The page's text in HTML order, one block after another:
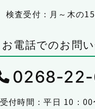
検査受付：月～木の
お電話でのお問
0268-22-
受付時間：平日 10：